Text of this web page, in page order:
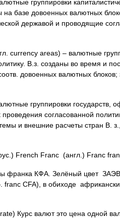
группировки
на базе довоенных валютных
державой и проводящие
currency areas) – валютные
В.з. созданы во время и
довоенных валютных
группировки государств,
согласованной
и внешние расчеты стран В.
French Franc (англ.) Franc
франка КФА. Зелёный цвет
CFA), в обиходе
Курс валют это цена одной